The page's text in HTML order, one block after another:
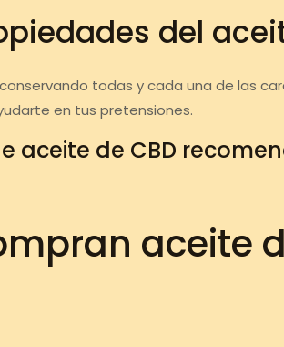
del
todas y cada una de las
en tus pretensiones.
aceite de CBD
aceite